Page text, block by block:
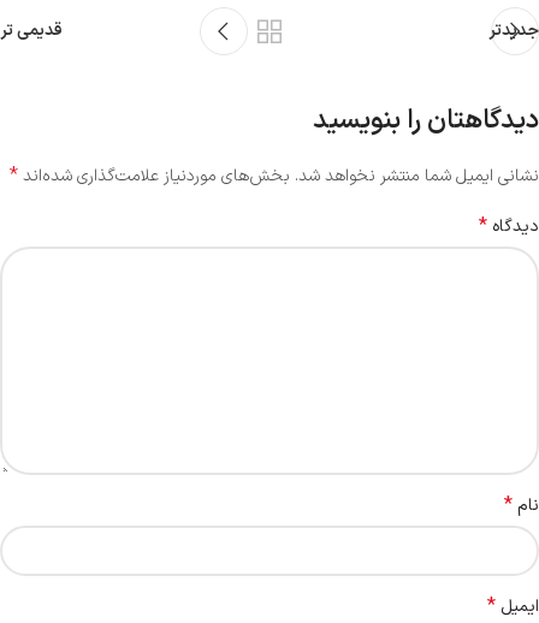
جدیدتر قدیمی تر
دیدگاهتان را بنویسید
نشانی ایمیل شما منتشر نخواهد شد. بخش‌های موردنیاز علامت‌گذاری شده‌اند*
دیدگاه *
نام*
ایمیل *